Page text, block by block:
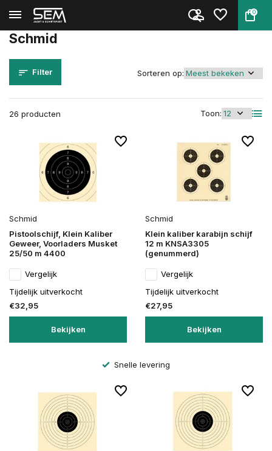
0
Terug Home
Schmid
Filter
26 producten Toon:
Sorteren op:
Schmid
Pistoolschijf, Klein Kaliber
Geweer, Voorladers Musket
25/50 m 4400
Vergelijk
Tijdelijk uitverkocht
€32,95
Bekijken
Schmid
Klein kaliber karabijn schijf
12 m KNSA3305
(genummerd)
Vergelijk
Tijdelijk uitverkocht
€27,95
Bekijken
Snelle levering